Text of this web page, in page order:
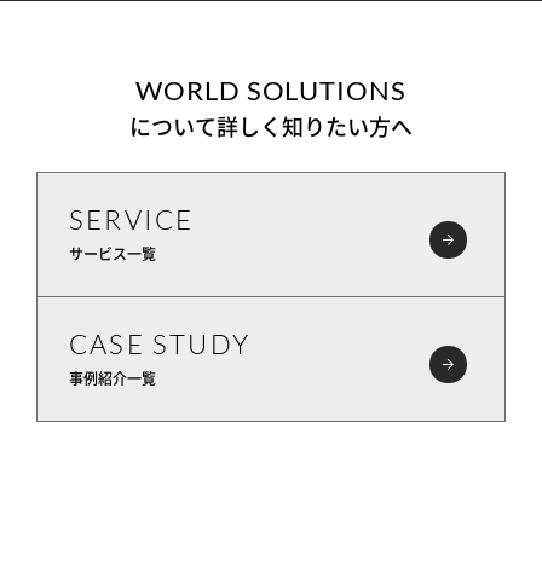
WORLD SOLUTIONS
について詳しく知りたい方へ
SERVICE
サービス一覧
CASE STUDY
事例紹介一覧